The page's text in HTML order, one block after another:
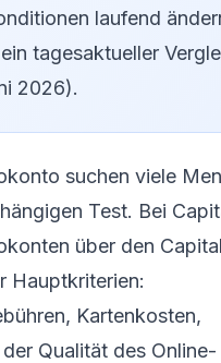
laufend
tagesaktueller
2026).
suchen viele
Test. Bei
über den
Hauptkriterien:
Kartenkosten,
Qualität des Online-